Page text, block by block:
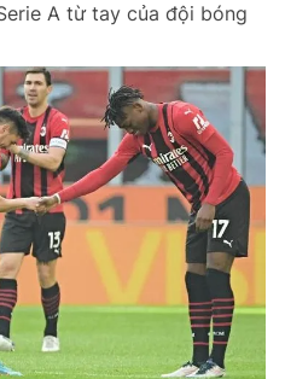
A từ tay của đội bóng